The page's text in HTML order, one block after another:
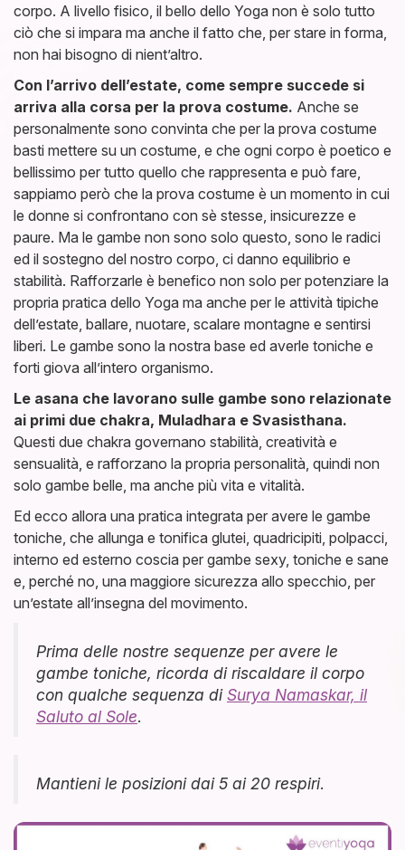
corpo. A livello fisico, il bello dello Yoga non è solo tutto
ciò che si impara ma anche il fatto che, per stare in forma,
non hai bisogno di nient’altro.
Con l’arrivo dell’estate, come sempre succede si
arriva alla corsa per la prova costume. Anche se
personalmente sono convinta che per la prova costume
basti mettere su un costume, e che ogni corpo è poetico e
bellissimo per tutto quello che rappresenta e può fare,
sappiamo però che la prova costume è un momento in cui
le donne si confrontano con sè stesse, insicurezze e
paure. Ma le gambe non sono solo questo, sono le radici
ed il sostegno del nostro corpo, ci danno equilibrio e
stabilità. Rafforzarle è benefico non solo per potenziare la
propria pratica dello Yoga ma anche per le attività tipiche
dell’estate, ballare, nuotare, scalare montagne e sentirsi
liberi. Le gambe sono la nostra base ed averle toniche e
forti giova all’intero organismo.
Le asana che lavorano sulle gambe sono relazionate
ai primi due chakra, Muladhara e Svasisthana.
Questi due chakra governano stabilità, creatività e
sensualità, e rafforzano la propria personalità, quindi non
solo gambe belle, ma anche più vita e vitalità.
Ed ecco allora una pratica integrata per avere le gambe
toniche, che allunga e tonifica glutei, quadricipiti, polpacci,
interno ed esterno coscia per gambe sexy, toniche e sane
e, perché no, una maggiore sicurezza allo specchio, per
un’estate all’insegna del movimento.
Prima delle nostre sequenze per avere le
gambe toniche, ricorda di riscaldare il corpo
con qualche sequenza diSurya Namaskar, il
Saluto al Sole.
Mantieni le posizioni dai 5 ai 20 respiri.